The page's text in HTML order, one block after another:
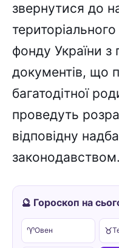
звернутися до
фонду України
документів, що
багатодітної
проведуть
відповідну
законодавством.
🔮 Гороскоп на
♈Овен ♉